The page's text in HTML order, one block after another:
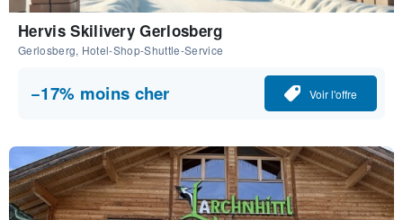
Hervis Skilivery Gerlosberg
Gerlosberg, Hotel-Shop-Shuttle-Service
−17% moins cher Voir l'offre